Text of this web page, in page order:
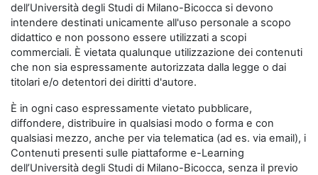
dell’Università degli Studi di Milano-Bicocca si devono
intendere destinati unicamente all'uso personale a scopo
didattico e non possono essere utilizzati a scopi
commerciali. È vietata qualunque utilizzazione dei contenuti
che non sia espressamente autorizzata dalla legge o dai
titolari e/o detentori dei diritti d'autore.
È in ogni caso espressamente vietato pubblicare,
diffondere, distribuire in qualsiasi modo o forma e con
qualsiasi mezzo, anche per via telematica (ad es. via email), i
Contenuti presenti sulle piattaforme e-Learning
dell’Università degli Studi di Milano-Bicocca, senza il previo